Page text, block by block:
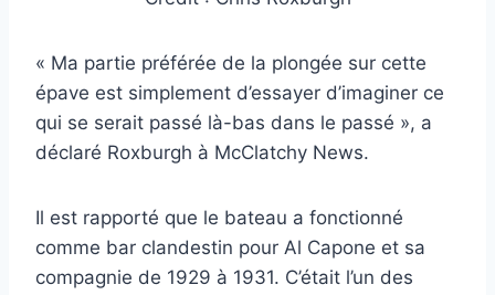
« Ma partie préférée de la plongée sur cette
épave est simplement d’essayer d’imaginer ce
qui se serait passé là-bas dans le passé », a
déclaré Roxburgh à McClatchy News.
Il est rapporté que le bateau a fonctionné
comme bar clandestin pour Al Capone et sa
compagnie de 1929 à 1931. C’était l’un des